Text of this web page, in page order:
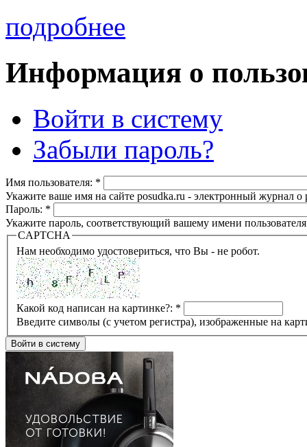
подробнее
Информация о
Войти в систему
Забыли пароль?
Имя пользователя: *
Укажите ваше имя на сайте posudka.ru - электронный журнал
Пароль: *
Укажите пароль, соответствующий вашему имени
CAPTCHA
Нам необходимо удостовериться, что Вы - не робот.
Какой код написан на картинке?: *
Введите символы (с учетом регистра), изображенные на